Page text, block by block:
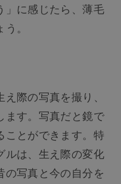
」に感じたら、薄毛
。
際の写真を撮り、
ます。写真だと鏡で
ことができます。特
ルは、生え際の変化
の写真と今の自分を